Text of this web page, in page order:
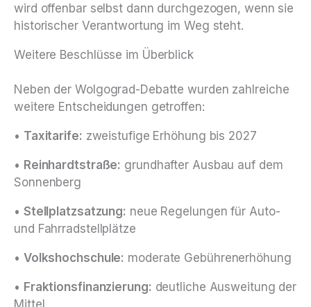
wird offenbar selbst dann durchgezogen, wenn sie
historischer Verantwortung im Weg steht.
Weitere Beschlüsse im Überblick
Neben der Wolgograd-Debatte wurden zahlreiche
weitere Entscheidungen getroffen:
• Taxitarife: zweistufige Erhöhung bis 2027
• Reinhardtstraße: grundhafter Ausbau auf dem
Sonnenberg
• Stellplatzsatzung: neue Regelungen für Auto-
und Fahrradstellplätze
• Volkshochschule: moderate Gebührenerhöhung
• Fraktionsfinanzierung: deutliche Ausweitung der